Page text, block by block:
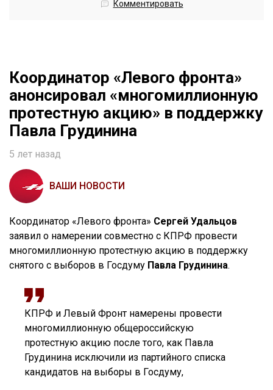
Комментировать
Координатор «Левого фронта»
анонсировал «многомиллионную
протестную акцию» в поддержку
Павла Грудинина
5 лет назад
ВАШИ НОВОСТИ
Координатор «Левого фронта» Сергей Удальцов
заявил о намерении совместно с КПРФ провести
многомиллионную протестную акцию в поддержку
снятого с выборов в Госдуму Павла Грудинина.
КПРФ и Левый Фронт намерены провести
многомиллионную общероссийскую
протестную акцию после того, как Павла
Грудинина исключили из партийного списка
кандидатов на выборы в Госдуму,